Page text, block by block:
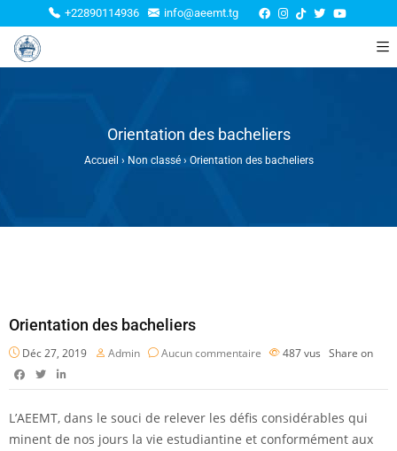
+22890114936 info@aeemt.tg
Orientation des bacheliers
Accueil › Non classé› Orientation des bacheliers
Orientation des bacheliers
Déc 27, 2019 Admin Aucun commentaire 487vus Share on
L’AEEMT, dans le souci de relever les défis considérables qui
minent de nos jours la vie estudiantine et conformément aux